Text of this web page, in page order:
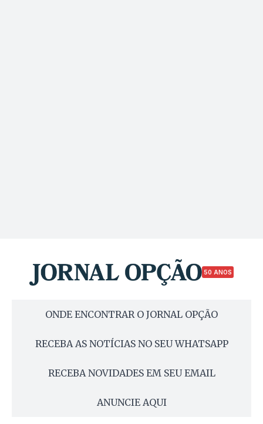
50 ANOS
ONDE ENCONTRAR O JORNAL OPÇÃO
RECEBA AS NOTÍCIAS NO SEU WHATSAPP
RECEBA NOVIDADES EM SEU EMAIL
ANUNCIE AQUI